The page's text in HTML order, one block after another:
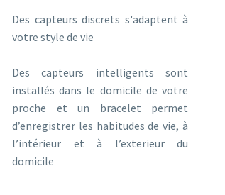
Des capteurs discrets s'adaptent à
votre style de vie
Des capteurs intelligents sont
installés dans le domicile de votre
proche et un bracelet permet
d’enregistrer les habitudes de vie, à
l’intérieur et à l’exterieur du
domicile